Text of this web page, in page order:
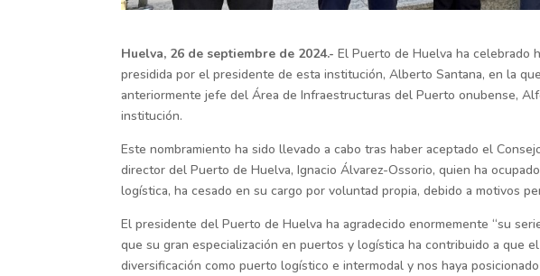
Huelva, 26 de septiembre de 2024.- El Puerto de Huelva ha celebrado
presidida por el presidente de esta institución, Alberto Santana, en la
anteriormente jefe del Área de Infraestructuras del Puerto onubense,
institución.
Este nombramiento ha sido llevado a cabo tras haber aceptado el
director del Puerto de Huelva, Ignacio Álvarez-Ossorio, quien ha
logística, ha cesado en su cargo por voluntad propia, debido a motivos
El presidente del Puerto de Huelva ha agradecido enormemente “su
que su gran especialización en puertos y logística ha contribuido a que
diversificación como puerto logístico e intermodal y nos haya